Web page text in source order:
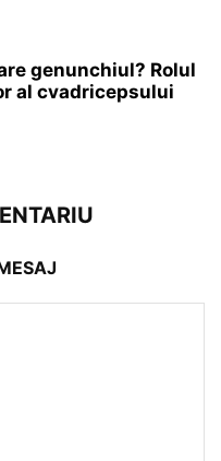
genunchiul? Rolul
al cvadricepsului